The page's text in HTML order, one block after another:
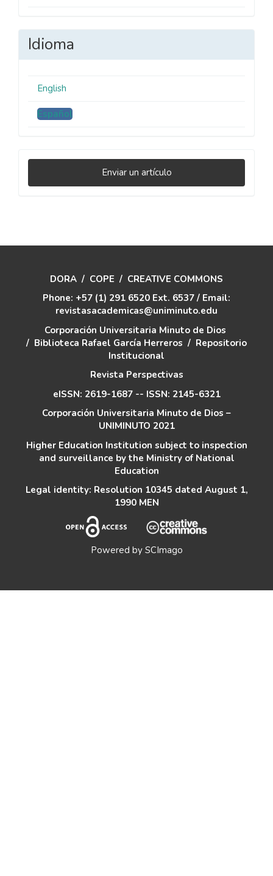
Idioma
English
Español
Enviar
un
Enviar un artículo
DORA / COPE / CREATIVE COMMONS
Phone: +57 (1) 291 6520 Ext. 6537 / Email:
revistasacademicas@uniminuto.edu
Corporación Universitaria Minuto de Dios
/ Biblioteca Rafael García Herreros / Repositorio
Institucional
Revista Perspectivas
eISSN: 2619-1687 -- ISSN: 2145-6321
Corporación Universitaria Minuto de Dios –
UNIMINUTO 2021
Higher Education Institution subject to inspection
and surveillance by the Ministry of National
Education
Legal identity: Resolution 10345 dated August 1,
1990 MEN
Powered by SCImago